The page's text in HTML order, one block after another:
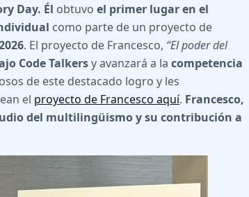
Day. Él obtuvo el primer lugar en el
como parte de un proyecto de
. El proyecto de Francesco, “El poder del
Code Talkersy avanzará a la competencia
de este destacado logro y les
el proyecto de Francesco aquí. Francesco,
del multilingüismo y su contribución a